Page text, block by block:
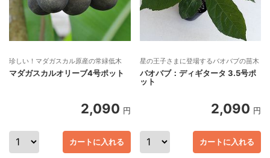
珍しい！マダガスカル原産の常緑低木
マダガスカルオリーブ4号ポット
2,090 円
カートに入れる
星の王子さまに登場するバオバブの苗木
バオバブ：ディギタータ 3.5号ポ
ット
2,090 円
カートに入れる